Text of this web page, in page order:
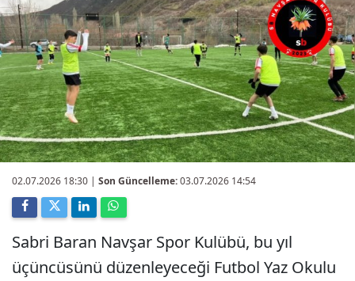
02.07.2026 18:30 | Son Güncelleme:03.07.2026 14:54
Sabri Baran Navşar Spor Kulübü, bu yıl
üçüncüsünü düzenleyeceği Futbol Yaz Okulu